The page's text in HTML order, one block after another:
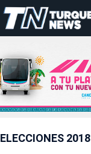
ELECCIONES 2018